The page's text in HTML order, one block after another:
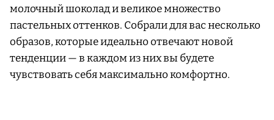
молочный шоколад и великое множество
пастельных оттенков. Собрали для вас несколько
образов, которые идеально отвечают новой
тенденции — в каждом из них вы будете
чувствовать себя максимально комфортно.